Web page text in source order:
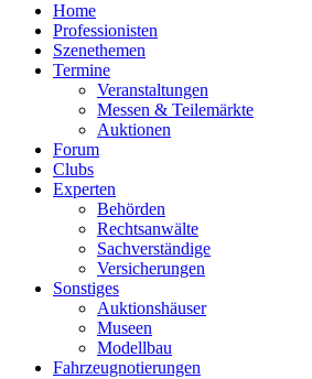
Home
Professionisten
Szenethemen
Termine
Veranstaltungen
Messen & Teilemärkte
Auktionen
Forum
Clubs
Experten
Behörden
Rechtsanwälte
Sachverständige
Versicherungen
Sonstiges
Auktionshäuser
Museen
Modellbau
Fahrzeugnotierungen